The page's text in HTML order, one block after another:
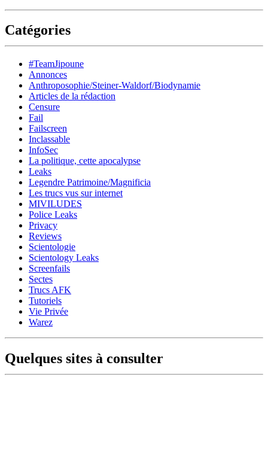
Catégories
#TeamJipoune
Annonces
Anthroposophie/Steiner-Waldorf/Biodynamie
Articles de la rédaction
Censure
Fail
Failscreen
Inclassable
InfoSec
La politique, cette apocalypse
Leaks
Legendre Patrimoine/Magnificia
Les trucs vus sur internet
MIVILUDES
Police Leaks
Privacy
Reviews
Scientologie
Scientology Leaks
Screenfails
Sectes
Trucs AFK
Tutoriels
Vie Privée
Warez
Quelques sites à consulter